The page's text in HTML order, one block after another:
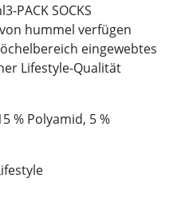
PACK SOCKS
von hummel verfügen
eingewebtes
Lifestyle-Qualität
% Polyamid, 5 %